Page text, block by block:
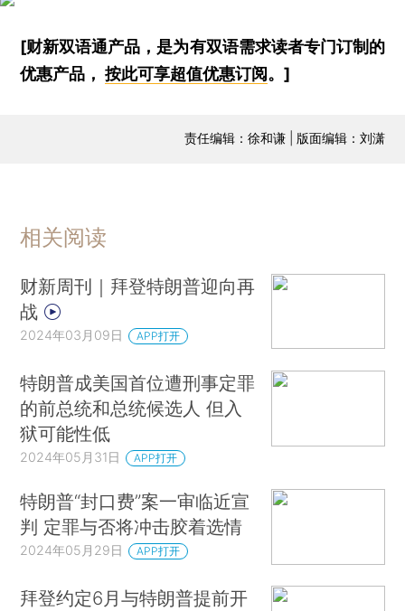
[财新双语通产品，是为有双语需求读者专门订制的
优惠产品，按此可享超值优惠订阅 。]
责任编辑：徐和谦 | 版面编辑：刘潇
相关阅读
财新周刊｜拜登特朗普迎向再
战
2024年03月09日 APP打开
特朗普成美国首位遭刑事定罪
的前总统和总统候选人 但入
狱可能性低
2024年05月31日 APP打开
特朗普“封口费”案一审临近宣
判 定罪与否将冲击胶着选情
2024年05月29日 APP打开
拜登约定6月与特朗普提前开